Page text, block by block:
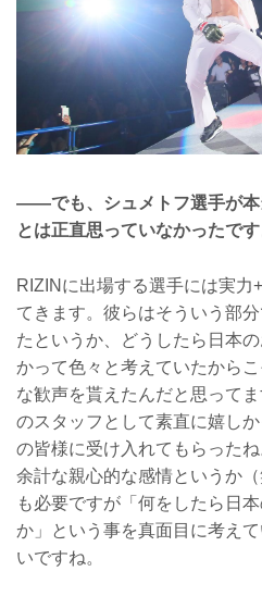
――でも、シュメトフ選手が本
とは正直思っていなかったです
RIZINに出場する選手には実力
てきます。彼らはそういう部
たというか、どうしたら日本
かって色々と考えていたから
な歓声を貰えたんだと思って
のスタッフとして素直に嬉し
の皆様に受け入れてもらった
余計な親心的な感情というか
も必要ですが「何をしたら日
か」という事を真面目に考え
いですね。